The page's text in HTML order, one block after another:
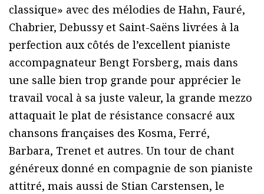
classique» avec des mélodies de Hahn, Fauré,
Chabrier, Debussy et Saint-Saëns livrées à la
perfection aux côtés de l’excellent pianiste
accompagnateur Bengt Forsberg, mais dans
une salle bien trop grande pour apprécier le
travail vocal à sa juste valeur, la grande mezzo
attaquait le plat de résistance consacré aux
chansons françaises des Kosma, Ferré,
Barbara, Trenet et autres. Un tour de chant
généreux donné en compagnie de son pianiste
attitré, mais aussi de Stian Carstensen, le